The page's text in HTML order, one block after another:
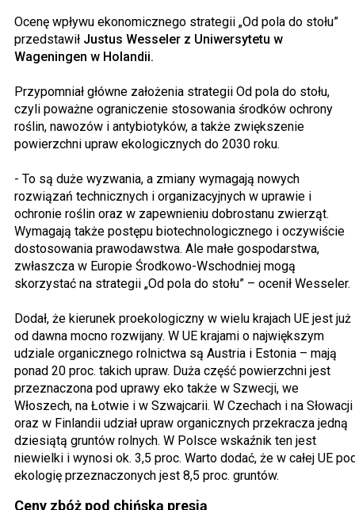
Ocenę wpływu ekonomicznego strategii „Od pola do stołu”
przedstawił Justus Wesseler z Uniwersytetu w
Wageningen w Holandii.
Przypomniał główne założenia strategii Od pola do stołu,
czyli poważne ograniczenie stosowania środków ochrony
roślin, nawozów i antybiotyków, a także zwiększenie
powierzchni upraw ekologicznych do 2030 roku.
- To są duże wyzwania, a zmiany wymagają nowych
rozwiązań technicznych i organizacyjnych w uprawie i
ochronie roślin oraz w zapewnieniu dobrostanu zwierząt.
Wymagają także postępu biotechnologicznego i oczywiście
dostosowania prawodawstwa. Ale małe gospodarstwa,
zwłaszcza w Europie Środkowo-Wschodniej mogą
skorzystać na strategii „Od pola do stołu” – ocenił Wesseler.
Dodał, że kierunek proekologiczny w wielu krajach UE jest już
od dawna mocno rozwijany. W UE krajami o największym
udziale organicznego rolnictwa są Austria i Estonia – mają
ponad 20 proc. takich upraw. Duża część powierzchni jest
przeznaczona pod uprawy eko także w Szwecji, we
Włoszech, na Łotwie i w Szwajcarii. W Czechach i na Słowacji
oraz w Finlandii udział upraw organicznych przekracza jedną
dziesiątą gruntów rolnych. W Polsce wskaźnik ten jest
niewielki i wynosi ok. 3,5 proc. Warto dodać, że w całej UE
ekologię przeznaczonych jest 8,5 proc. gruntów.
Ceny zbóż pod chińską presją